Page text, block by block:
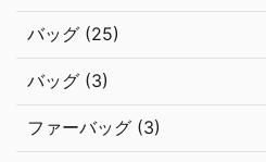
バッグ (25)
バッグ (3)
ファーバッグ (3)